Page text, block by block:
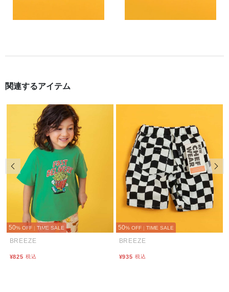
関連するアイテム
50% OFF | TIME SALE
BREEZE
¥825 税込
50% OFF | TIME SALE
BREEZE
¥935 税込
前の画像 次